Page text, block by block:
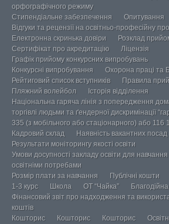
орфографічного режиму
Стипендіальне забезпечення
Опитування
Відгуки та рецензії на освітньо-професійну
Електронна скринька довіри
Розклад
Сертифікат про акредитацію
Ліцензія
Графік прийому конкурсних випробувань
Конкурсні випробування
Охорона праці та
Рейтиговий список вступників
Правила
Пляжний волейбол
Історія відділення
Національна гаряча лінія з попередження
торгівлі людьми та ґендерної дискримінації
335 (з мобільного або стаціонарного) або 116
Кадровий склад
Наявність вакантних посад
Результати моніторингу якості освіти
Умови досупності закладу освіти для
освітніми потребами
Розмір плати за навчання
Публічні кошти
1-3 курс
Школа ОТ “Чайка”
Фінансовий звіт про надходження та
коштів
Кошторис
Кошторис Кошторис